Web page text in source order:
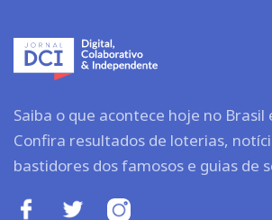
Saiba o que acontece hoje no Brasil
Confira resultados de loterias,
bastidores dos famosos e guias de